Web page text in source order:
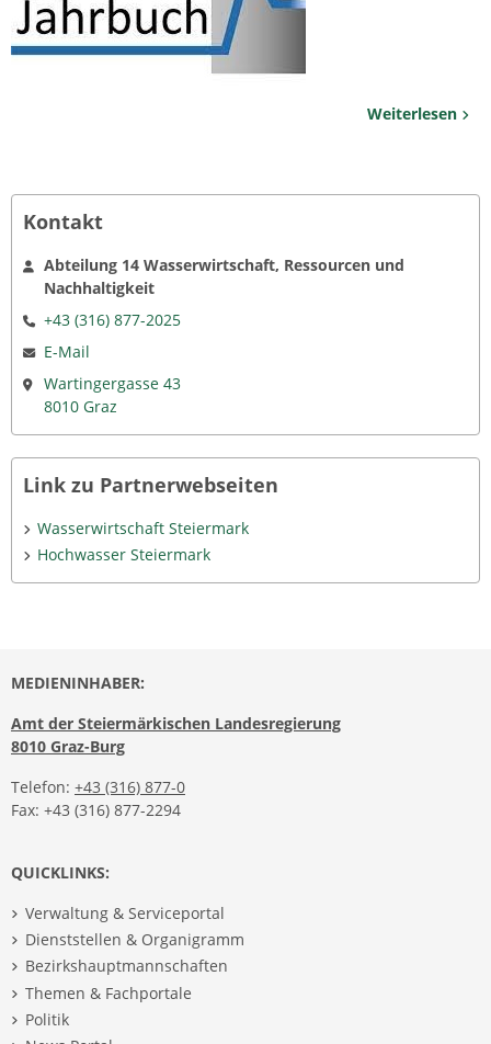
Weiterlesen
Kontakt
Abteilung 14 Wasserwirtschaft, Ressourcen und
Nachhaltigkeit
+43 (316) 877-2025
E-Mail
Wartingergasse 43
8010 Graz
Link zu Partnerwebseiten
Wasserwirtschaft Steiermark
Hochwasser Steiermark
MEDIENINHABER:
Amt der Steiermärkischen Landesregierung
8010 Graz-Burg
Telefon: +43 (316) 877-0
Fax: +43 (316) 877-2294
QUICKLINKS:
Verwaltung & Serviceportal
Dienststellen & Organigramm
Bezirkshauptmannschaften
Themen & Fachportale
Politik